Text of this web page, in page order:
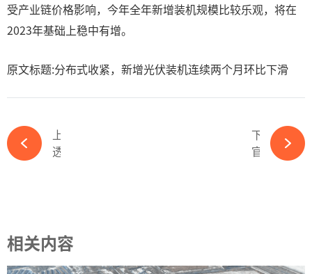
受产业链价格影响，今年全年新增装机规模比较乐观，将在
2023年基础上稳中有增。
原文标题:分布式收紧，新增光伏装机连续两个月环比下滑
下一篇
官宣退市！又一光伏企业陷困境！-365wm完美体育官网
相关内容